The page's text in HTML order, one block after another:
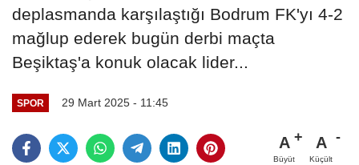
deplasmanda karşılaştığı Bodrum FK'yı 4-2
mağlup ederek bugün derbi maçta
Beşiktaş'a konuk olacak lider...
SPOR 29 Mart 2025 - 11:45
A
Büyüt
A
Küçült